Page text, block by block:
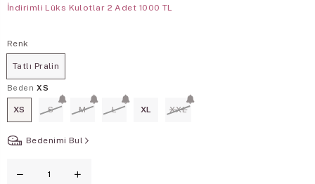
İndirimli Lüks Kulotlar 2 Adet 1000 TL
Renk
Tatlı Pralin
Beden XS
XS S M L XL XXL
Bedenimi Bul